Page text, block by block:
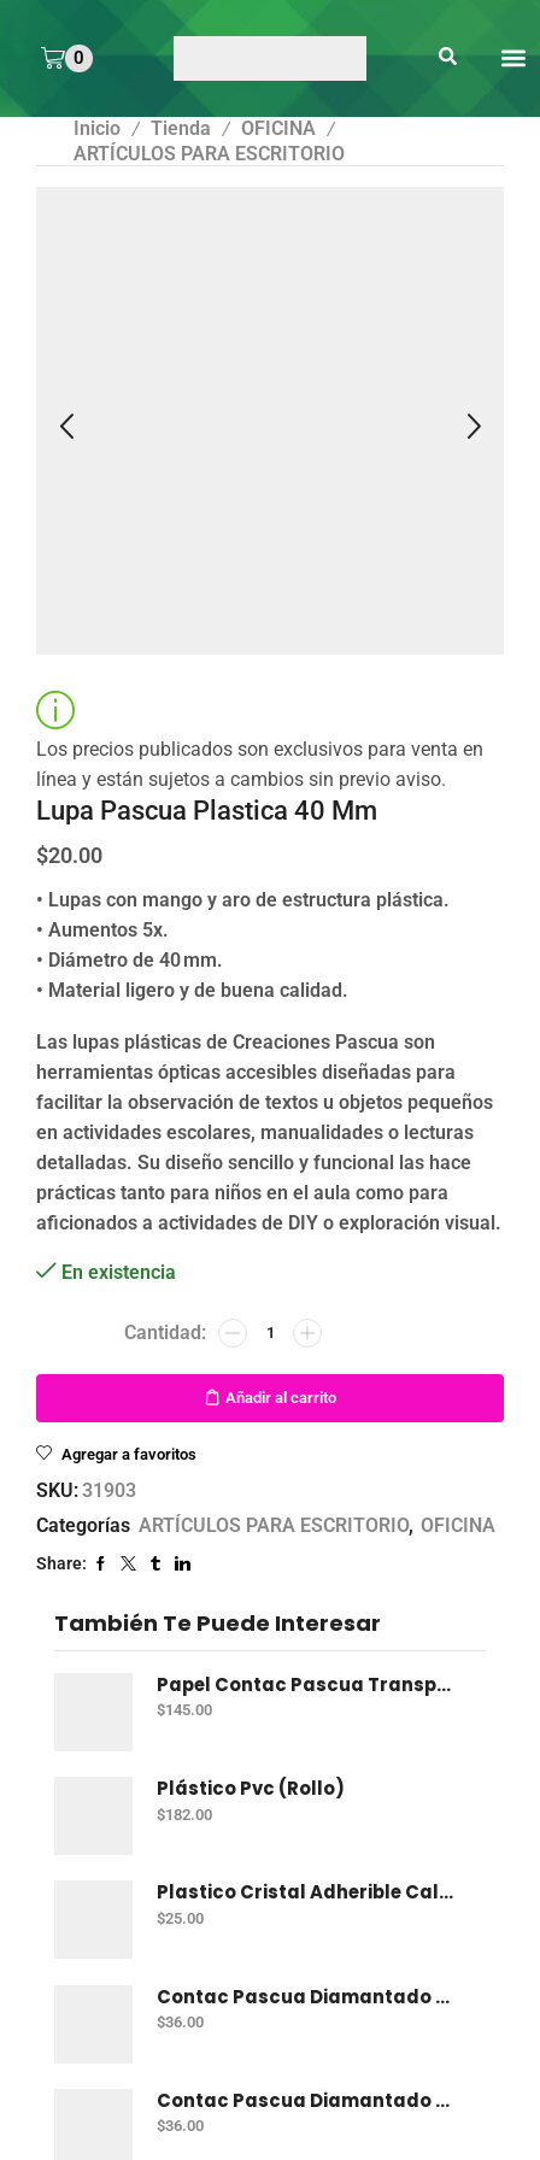
0
Inicio / Tienda / OFICINA /
ARTÍCULOS PARA ESCRITORIO
Los precios publicados son exclusivos para venta en
línea y están sujetos a cambios sin previo aviso.
Lupa Pascua Plastica 40 Mm
$20.00
• Lupas con mango y aro de estructura plástica.
• Aumentos 5x.
• Diámetro de 40 mm.
• Material ligero y de buena calidad.
Las lupas plásticas de Creaciones Pascua son
herramientas ópticas accesibles diseñadas para
facilitar la observación de textos u objetos pequeños
en actividades escolares, manualidades o lecturas
detalladas. Su diseño sencillo y funcional las hace
prácticas tanto para niños en el aula como para
aficionados a actividades de DIY o exploración visual.
En existencia
Añadir al carrito
Agregar a favoritos
SKU:31903
Categorías ARTÍCULOS PARA ESCRITORIO, OFICINA
Share:
También Te Puede Interesar
Papel Contac Pascua Transparente 45 Cm X 20 Mt
$145.00
Plástico Pvc (Rollo)
$182.00
Plastico Cristal Adherible Cal. 4 Mt
$25.00
Contac Pascua Diamantado 2 Mt Fiusha
$36.00
Contac Pascua Diamantado 2 Mt Dorado
$36.00